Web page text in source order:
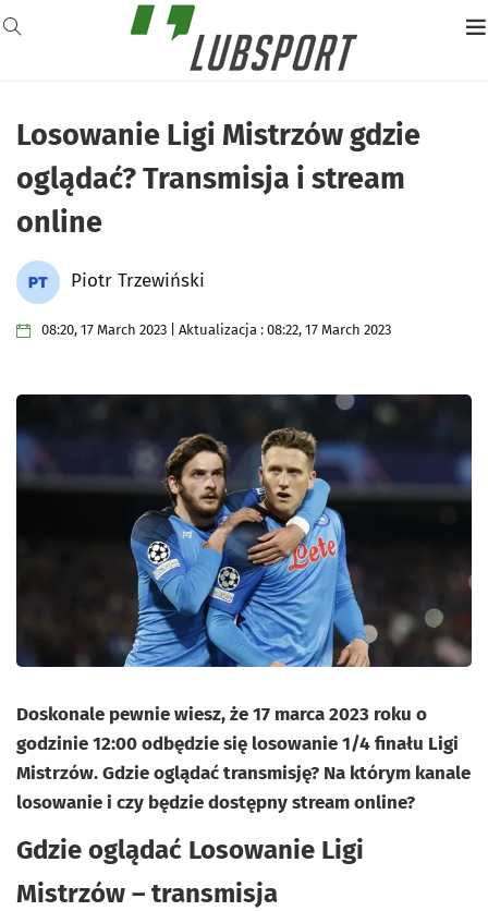
Losowanie Ligi Mistrzów gdzie
oglądać? Transmisja i stream
online
Piotr Trzewiński
08:20, 17 March 2023 | Aktualizacja : 08:22, 17 March 2023
Doskonale pewnie wiesz, że 17 marca 2023 roku o
godzinie 12:00 odbędzie się losowanie 1/4 finału Ligi
Mistrzów. Gdzie oglądać transmisję? Na którym kanale
losowanie i czy będzie dostępny stream online?
Gdzie oglądać Losowanie Ligi
Mistrzów – transmisja